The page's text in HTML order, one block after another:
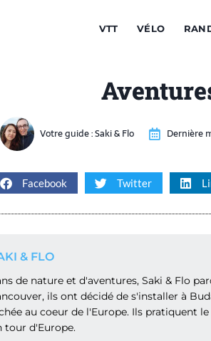
VTT VÉLO
Votre guide :Saki & Flo Dernière
Facebook Twitter
& FLO
de nature et d'aventures, Saki & Flo
ils ont décidé de s'installer à
au coeur de l'Europe. Ils pratiquent
tour d'Europe.